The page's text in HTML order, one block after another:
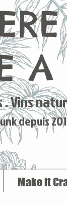
Vins
depuis
A
Make it